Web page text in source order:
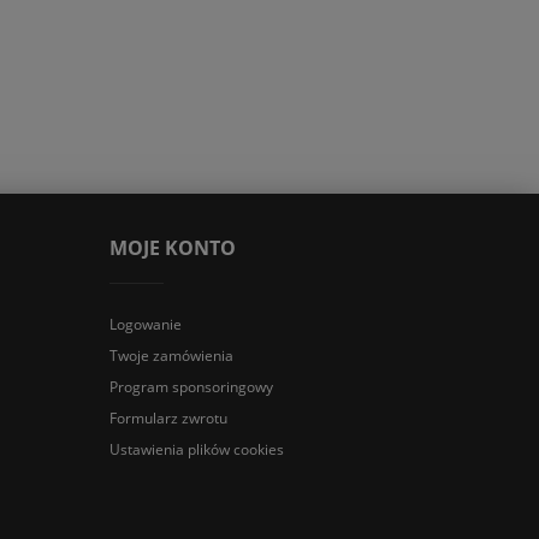
MOJE KONTO
Logowanie
Twoje zamówienia
Program sponsoringowy
Formularz zwrotu
Ustawienia plików cookies